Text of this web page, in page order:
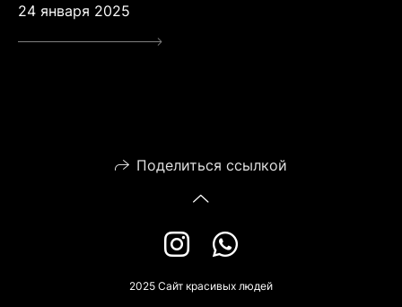
24 января 2025
Поделиться ссылкой
2025 Сайт красивых людей